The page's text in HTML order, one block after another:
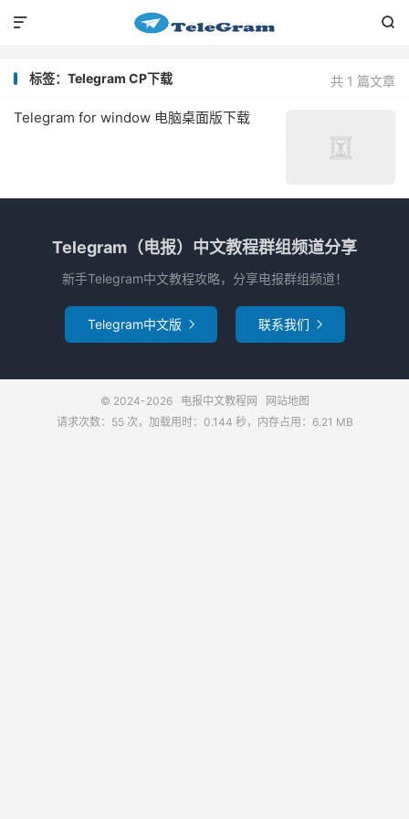


共 1 篇文章
标签：Telegram CP下载
Telegram for window 电脑桌面版下载
Telegram（电报）中文教程群组频道分享
新手Telegram中文教程攻略，分享电报群组频道！
Telegram中文版  联系我们 
© 2024-2026 电报中文教程网
网站地图
请求次数：55 次，加载用时：0.144 秒，内存占用：6.21 MB